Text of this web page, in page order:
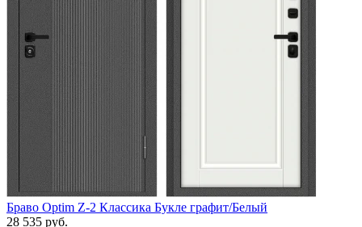
Браво Optim Z-2 Классика Букле графит/Белый
28 535 руб.